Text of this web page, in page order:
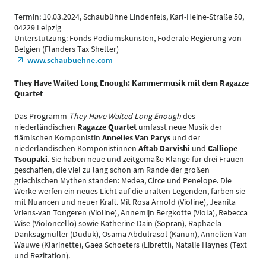
Termin: 10.03.2024, Schaubühne Lindenfels, Karl-Heine-Straße 50,
04229 Leipzig
Unterstützung: Fonds Podiumskunsten, Föderale Regierung von
Belgien (Flanders Tax Shelter)
www.schaubuehne.com
They Have Waited Long Enough: Kammermusik mit dem Ragazze
Quartet
Das Programm They Have Waited Long Enoughdes
niederländischen Ragazze Quartet umfasst neue Musik der
flämischen Komponistin Annelies Van Parys und der
niederländischen Komponistinnen Aftab Darvishi und Calliope
Tsoupaki. Sie haben neue und zeitgemäße Klänge für drei Frauen
geschaffen, die viel zu lang schon am Rande der großen
griechischen Mythen standen: Medea, Circe und Penelope. Die
Werke werfen ein neues Licht auf die uralten Legenden, färben sie
mit Nuancen und neuer Kraft. Mit Rosa Arnold (Violine), Jeanita
Vriens-van Tongeren (Violine), Annemijn Bergkotte (Viola), Rebecca
Wise (Violoncello) sowie Katherine Dain (Sopran), Raphaela
Danksagmüller (Duduk), Osama Abdulrasol (Kanun), Annelien Van
Wauwe (Klarinette), Gaea Schoeters (Libretti), Natalie Haynes (Text
und Rezitation).